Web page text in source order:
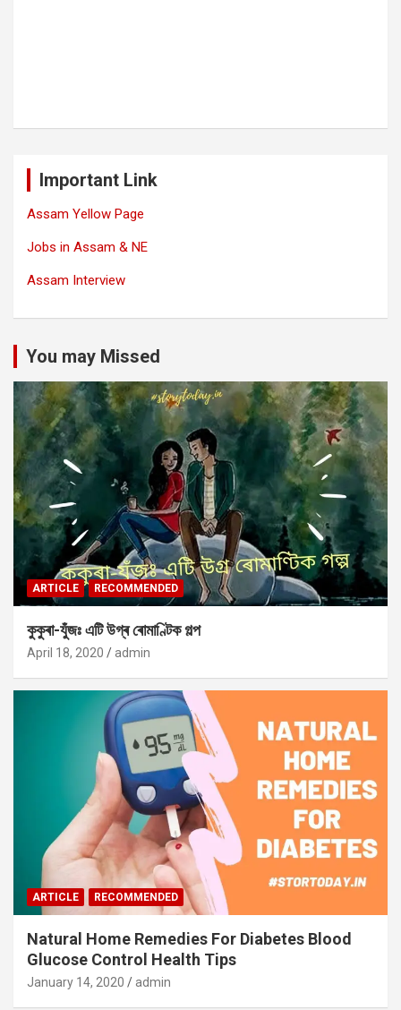
Important Link
Assam Yellow Page
Jobs in Assam & NE
Assam Interview
You may Missed
ARTICLE RECOMMENDED
কুকুৰা-যুঁজঃ এটি উগ্ৰ ৰোমাণ্টিক গল্প
April 18, 2020 admin
ARTICLE RECOMMENDED
Natural Home Remedies For Diabetes Blood
Glucose Control Health Tips
January 14, 2020 admin